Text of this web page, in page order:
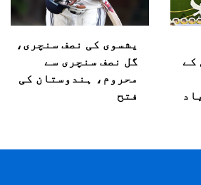
کے
یاد
یشسوی کی نصف سنچری،
گل نصف سنچری سے
محروم، ہندوستان کی
فتح